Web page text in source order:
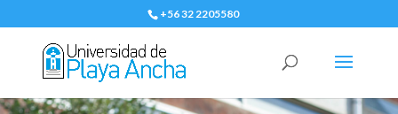
+56 32 2205580